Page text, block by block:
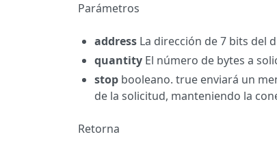
Parámetros
address La dirección de 7 bits del
quantity El número de bytes a
stop booleano. true enviará un
de la solicitud, manteniendo la
Retorna